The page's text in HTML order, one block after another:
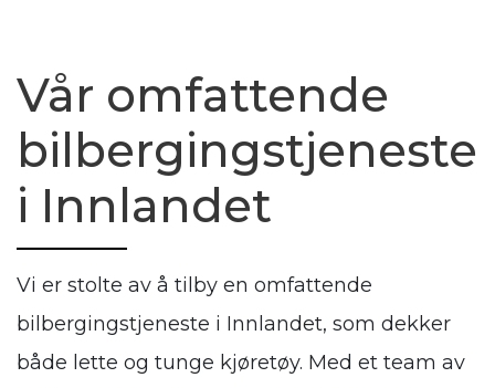
Vår omfattende
bilbergingstjeneste
i Innlandet
Vi er stolte av å tilby en omfattende
bilbergingstjeneste i Innlandet, som dekker
både lette og tunge kjøretøy. Med et team av